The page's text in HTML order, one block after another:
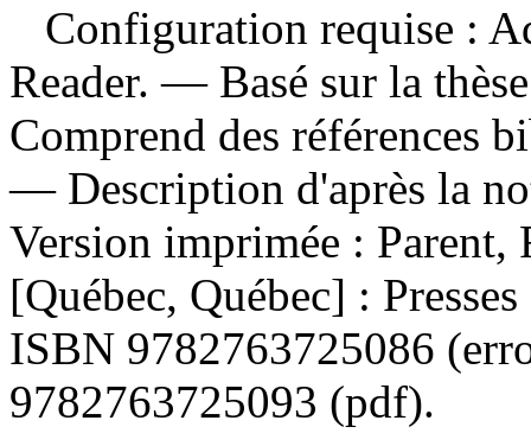
Configuration requise :
Reader. — Basé sur la
Comprend des références
— Description d'après la
Version imprimée : Parent,
[Québec, Québec] :
ISBN 9782763725086
9782763725093 (pdf).